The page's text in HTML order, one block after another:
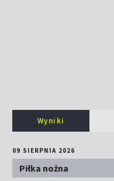
Wyniki
09 SIERPNIA 2026
Piłka nożna